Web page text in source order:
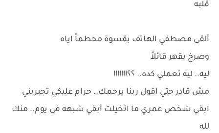
قلبه
ألقى مصطفي الهاتف بقسوة محطماً اياه
وصرخ بقهر قائلاً
ليه.. ليه تعملي كده.. ؟؟!!!!!!!
مش قادر حتي اقول ربنا يرحمك.. حرام عليكي تجبريني
ابقي شخص عمري ما اتخيلت أبقي شبهه في يوم.. منك
لله